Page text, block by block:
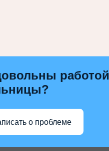
работой
о проблеме